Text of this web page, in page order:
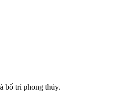
bố trí phong thủy.